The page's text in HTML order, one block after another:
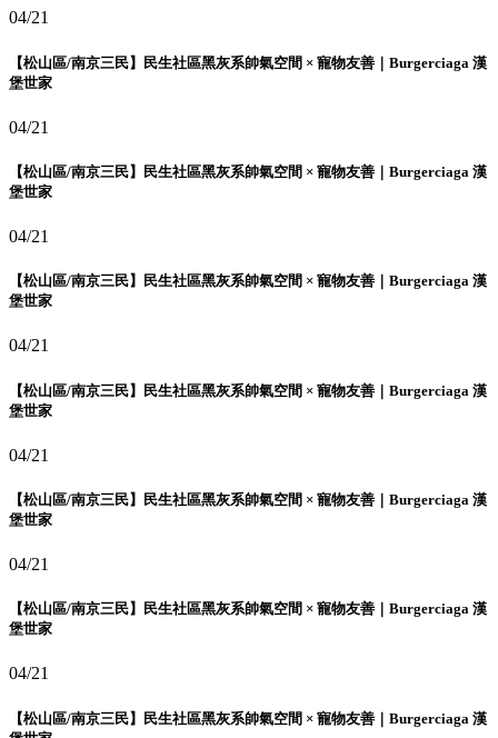
04/21
【松山區/南京三民】民生社區黑灰系帥氣空間 × 寵物友善｜Burgerciaga 漢
堡世家
04/21
【松山區/南京三民】民生社區黑灰系帥氣空間 × 寵物友善｜Burgerciaga 漢
堡世家
04/21
【松山區/南京三民】民生社區黑灰系帥氣空間 × 寵物友善｜Burgerciaga 漢
堡世家
04/21
【松山區/南京三民】民生社區黑灰系帥氣空間 × 寵物友善｜Burgerciaga 漢
堡世家
04/21
【松山區/南京三民】民生社區黑灰系帥氣空間 × 寵物友善｜Burgerciaga 漢
堡世家
04/21
【松山區/南京三民】民生社區黑灰系帥氣空間 × 寵物友善｜Burgerciaga 漢
堡世家
04/21
【松山區/南京三民】民生社區黑灰系帥氣空間 × 寵物友善｜Burgerciaga 漢